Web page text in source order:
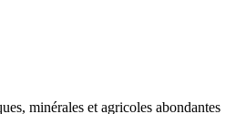
minérales et agricoles abondantes